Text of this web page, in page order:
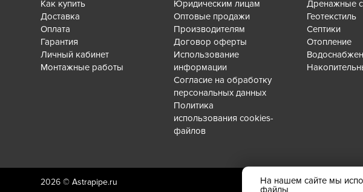
Как купить
Доставка
Оплата
Гарантия
Личный кабинет
Монтажные работы
Юридическим лицам
Оптовые продажи
Производителям
Договор оферты
Использование
информации
Согласие на обработку
персональных данных
Политика
использования cookies-
файлов
Дренажные
Геотекстиль
Септики
Отопление
2026 ©Astrapipe.ru
На нашем сайте мы
файлы